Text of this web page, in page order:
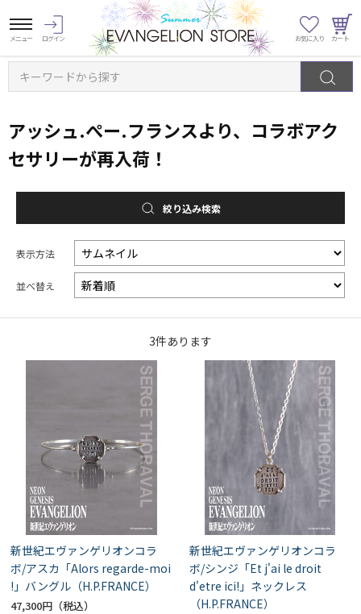
キーワードから探す
アッシュ.ぺー.フランスより、コラボアク
セサリーが再入荷！
絞り込み検索
表示方法
並べ替え
3件あります
新世紀エヴァンゲリオンコラ
ボ/アスカ「Alors regarde-moi
!」バングル（H.P.FRANCE）
47,300円
新世紀エヴァンゲリオンコラ
ボ/シンジ「Et j'ai le droit
d'etre ici!」ネックレス
（H.P.FRANCE）